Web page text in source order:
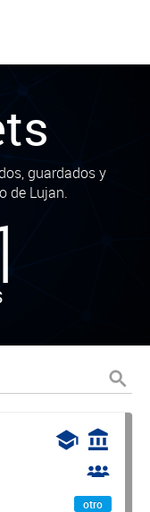
guardados y
de Lujan.
otro